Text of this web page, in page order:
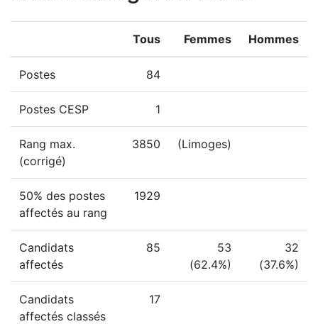
Tous Femmes Hommes
Postes 84
Postes CESP 1
Rang max.
(corrigé)
3850 (Limoges)
50% des postes
affectés au rang
1929
Candidats
affectés
85
53
(62.4%)
32
(37.6%)
Candidats
affectés classés
17